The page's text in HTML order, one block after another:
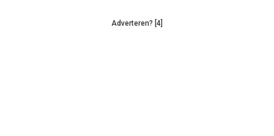
Adverteren? [4]